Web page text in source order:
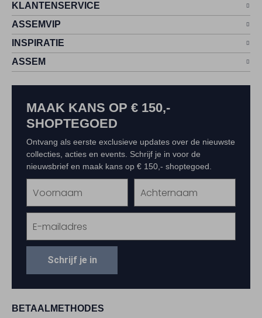
KLANTENSERVICE
ASSEMVIP
INSPIRATIE
ASSEM
BETAALMETHODES
MAAK KANS OP € 150,-
SHOPTEGOED
Ontvang als eerste exclusieve updates over de nieuwste
collecties, acties en events. Schrijf je in voor de
nieuwsbrief en maak kans op € 150,- shoptegoed.
Schrijf je in